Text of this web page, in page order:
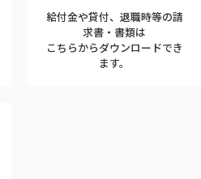
給付金や貸付、退職時等の請
求書・書類は
こちらからダウンロードでき
ます。